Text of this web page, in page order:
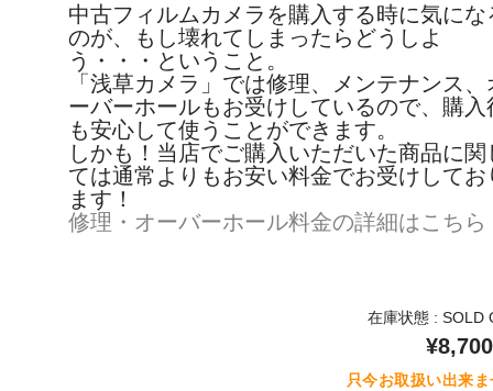
中古フィルムカメラを購入する時に気にな
のが、もし壊れてしまったらどうしよ
う・・・ということ。
「浅草カメラ」では修理、メンテナンス、
ーバーホールもお受けしているので、購入
も安心して使うことができます。
しかも！当店でご購入いただいた商品に関
ては通常よりもお安い料金でお受けしてお
ます！
修理・オーバーホール料金の詳細はこちら
在庫状態 : SOLD
¥8,700
只今お取扱い出来